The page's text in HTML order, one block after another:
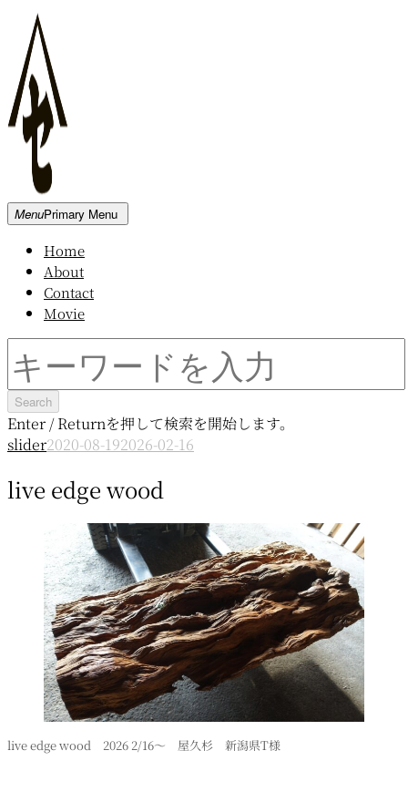
Skip
content
新
倉
庫
MenuPrimary Menu
Home
About
Contact
Movie
for:
Enter / Returnを押して検索を開始します。
slider2020-08-192026-02-16
live edge wood
live edge wood 2026 2/16～ 屋久杉 新潟県T様